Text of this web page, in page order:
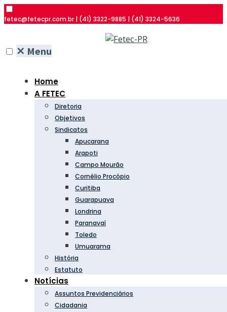
fetec@fetecpr.com.br | (41) 3322-9885 | (41) 3324-5636
✕ Menu
Home
A FETEC
Diretoria
Objetivos
Sindicatos
Apucarana
Arapoti
Campo Mourão
Cornélio Procópio
Curitiba
Guarapuava
Londrina
Paranavaí
Toledo
Umuarama
História
Estatuto
Notícias
Assuntos Previdenciários
Cidadania